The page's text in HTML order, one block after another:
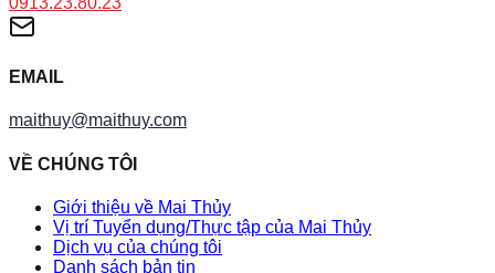
EMAIL
maithuy@maithuy.com
VỀ CHÚNG TÔI
Giới thiệu về Mai Thủy
Vị trí Tuyển dụng/Thực tập của Mai Thủy
Dịch vụ của chúng tôi
Danh sách bản tin